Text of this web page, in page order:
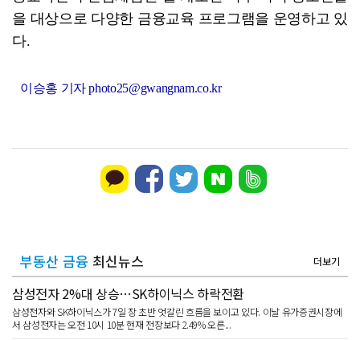
을 대상으로 다양한 금융교육 프로그램을 운영하고 있
다.
이승홍 기자 photo25@gwangnam.co.kr
부동산 금융 최신뉴스 더보기
삼성전자 2%대 상승…SK하이닉스 하락전환
삼성전자와 SK하이닉스가 7일 장 초반 엇갈린 흐름을 보이고 있다. 이날 유가증권시장에
서 삼성전자는 오전 10시 10분 현재 전장보다 2.49% 오른...